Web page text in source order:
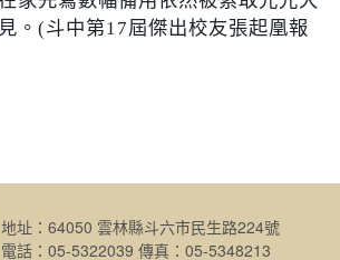
。 (斗中第17屆傑出校友張起凰報
地址：64050 雲林縣斗六市民生路224號
電話：05-5322039 傳真：05-5348213